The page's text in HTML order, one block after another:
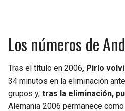
Los números de
Tras el título en 2006, Pirlo
34 minutos en la eliminación
grupos y, tras la eliminación,
Alemania 2006 permanece